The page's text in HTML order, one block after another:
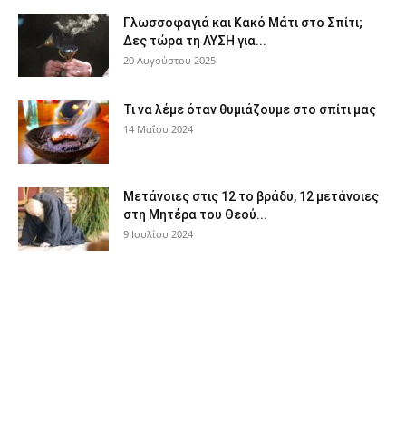
Γλωσσοφαγιά και Κακό Μάτι στο Σπίτι;
Δες τώρα τη ΛΥΣΗ για...
20 Αυγούστου 2025
Τι να λέμε όταν θυμιάζουμε στο σπίτι μας
14 Μαΐου 2024
Μετάνοιες στις 12 το βράδυ, 12 μετάνοιες
στη Μητέρα του Θεού...
9 Ιουλίου 2024